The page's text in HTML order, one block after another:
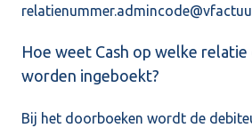
Hoe weet Cash op welke
worden ingeboekt?
Bij het doorboeken wordt de